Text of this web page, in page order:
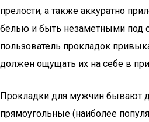
прелости, а также аккуратно
белью и быть незаметными под
пользователь прокладок
должен ощущать их на себе в
Прокладки для мужчин бывают
прямоугольные (наиболее